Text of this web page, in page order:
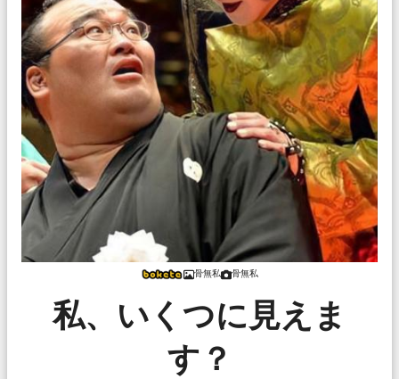
骨無私 骨無私
私、いくつに見えま
す？